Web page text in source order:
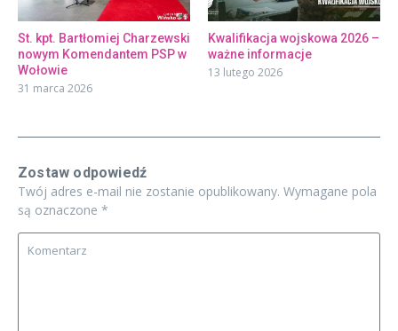
St. kpt. Bartłomiej Charzewski
nowym Komendantem PSP w
Wołowie
31 marca 2026
Kwalifikacja wojskowa 2026 –
ważne informacje
13 lutego 2026
Zostaw odpowiedź
Twój adres e-mail nie zostanie opublikowany. Wymagane pola
są oznaczone *